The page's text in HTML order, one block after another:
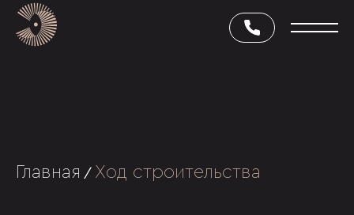
Главная / Ход строительства